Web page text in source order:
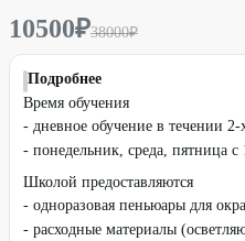
10500₽38000₽
Подробнее
Время обучения
- дневное обучение в течении 2-
- понедельник, среда, пятница с
Школой предоставляются
- одноразовая пеньюары для
- расходные материалы